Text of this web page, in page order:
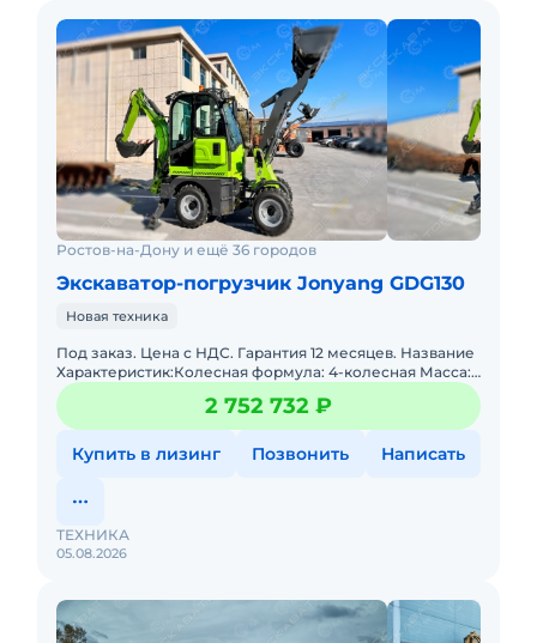
Ростов-на-Дону и ещё 36 городов
Экскаватор-погрузчик Jonyang GDG130
Новая техника
Под заказ. Цена с НДС. Гарантия 12 месяцев. Название
Характеристик:Колесная формула: 4-колесная Масса:
2800 кгКоробка передач: гидродинамическая Радиус
повор
2 752 732 ₽
Купить в лизинг Позвонить Написать
05.08.2026
ТЕХНИКА